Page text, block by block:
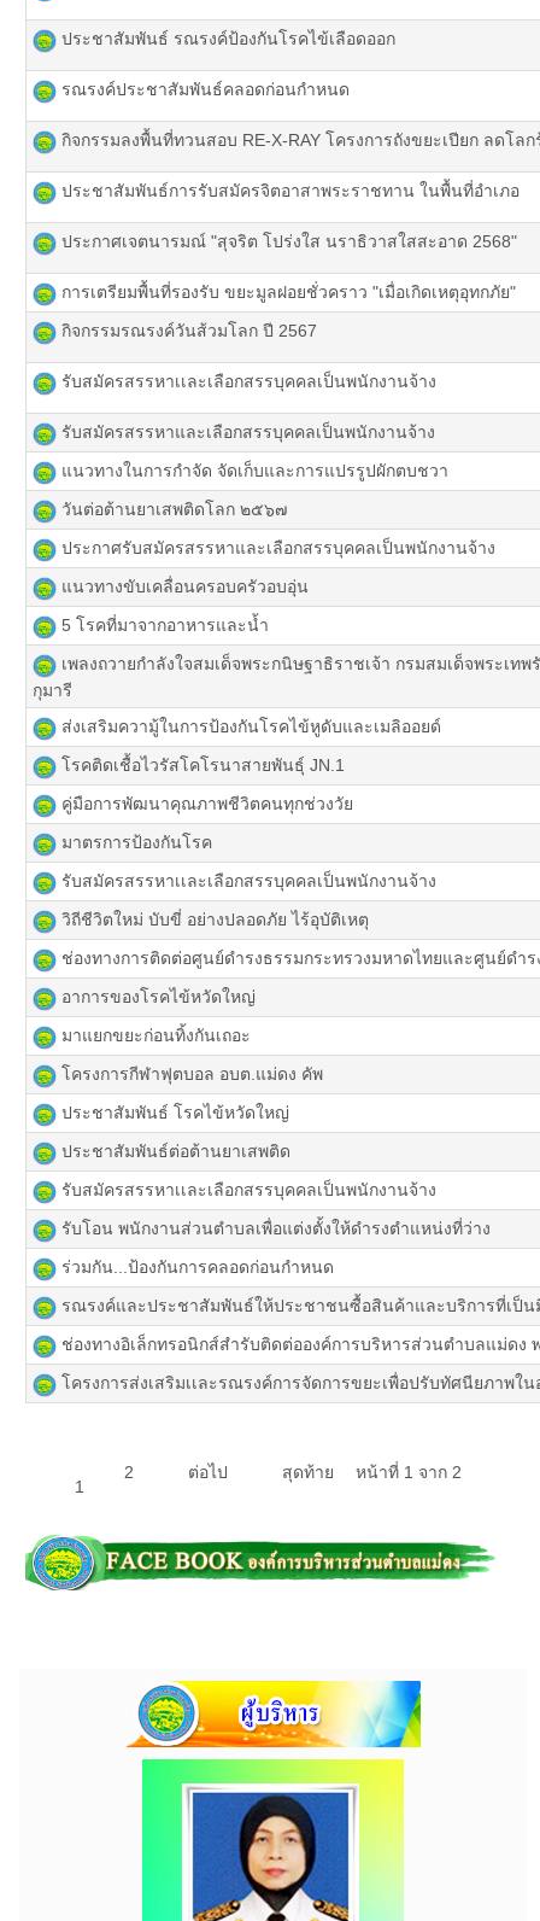
ประชาสัมพันธ์ รณรงค์ป้องกันโรคไข้เลือดออก
รณรงค์ประชาสัมพันธ์คลอดก่อนกำหนด
กิจกรรมลงพื้นที่ทวนสอบ RE-X-RAY โครงการถังขยะเปียก ลดโล
ประชาสัมพันธ์การรับสมัครจิตอาสาพระราชทาน ในพื้นที่อำเภอ
ประกาศเจตนารมณ์ "สุจริต โปร่งใส นราธิวาสใสสะอาด 2568"
การเตรียมพื้นที่รองรับ ขยะมูลฝอยชั่วคราว "เมื่อเกิดเหตุอุทกภัย"
กิจกรรมรณรงค์วันส้วมโลก ปี 2567
รับสมัครสรรหาเเละเลือกสรรบุคคลเป็นพนักงานจ้าง
รับสมัครสรรหาและเลือกสรรบุคคลเป็นพนักงานจ้าง
แนวทางในการกำจัด จัดเก็บและการแปรรูปผักตบชวา
วันต่อต้านยาเสพติดโลก ๒๕๖๗
ประกาศรับสมัครสรรหาและเลือกสรรบุคคลเป็นพนักงานจ้าง
แนวทางขับเคลื่อนครอบครัวอบอุ่น
5 โรคที่มาจากอาหารและน้ำ
เพลงถวายกำลังใจสมเด็จพระกนิษฐาธิราชเจ้า กรมสมเด็จพระเ
กุมารี
ส่งเสริมความู้ในการป้องกันโรคไข้หูดับและเมลิออยด์
โรคติดเชื้อไวรัสโคโรนาสายพันธุ์ JN.1
คู่มือการพัฒนาคุณภาพชีวิตคนทุกช่วงวัย
มาตรการป้องกันโรค
รับสมัครสรรหาเเละเลือกสรรบุคคลเป็นพนักงานจ้าง
วิถีชีวิตใหม่ บับขี่ อย่างปลอดภัย ไร้อุบัติเหตุ
ช่องทางการติดต่อศูนย์ดำรงธรรมกระทรวงมหาดไทยและศูนย์ดำ
อาการของโรคไข้หวัดใหญ่
มาแยกขยะก่อนทิ้งกันเถอะ
โครงการกีฬาฟุตบอล อบต.แม่ดง คัพ
ประชาสัมพันธ์ โรคไข้หวัดใหญ่
ประชาสัมพันธ์ต่อต้านยาเสพติด
รับสมัครสรรหาเเละเลือกสรรบุคคลเป็นพนักงานจ้าง
รับโอน พนักงานส่วนตำบลเพื่อแต่งตั้งให้ดำรงตำแหน่งที่ว่าง
ร่วมกัน...ป้องกันการคลอดก่อนกำหนด
รณรงค์และประชาสัมพันธ์ให้ประชาชนซื้อสินค้าและบริการที่เป็น
ช่องทางอิเล็กทรอนิกส์สำรับติดต่อองค์การบริหารส่วนตำบลแม่ดง
โครงการส่งเสริมเเละรณรงค์การจัดการขยะเพื่อปรับทัศนียภาพใน
หน้าที่ 1 จาก 2
1
2 ต่อไป สุดท้าย